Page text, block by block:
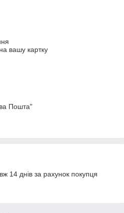
вашу картку
Пошта"
14 днів за рахунок покупця